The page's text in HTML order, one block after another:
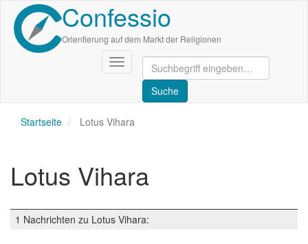
Direkt
zum
Inhalt
Confessio
Orientierung auf dem Markt der Religionen
Navigation
aktivieren/deaktivieren
Startseite Lotus Vihara
Lotus Vihara
1 Nachrichten zu Lotus Vihara: